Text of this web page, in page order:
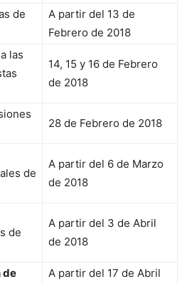
de
A partir del 13 de
Febrero de 2018
las
14, 15 y 16 de Febrero
de 2018
28 de Febrero de 2018
de
A partir del 6 de Marzo
de 2018
de
A partir del 3 de Abril
de 2018
de
A partir del 17 de Abril